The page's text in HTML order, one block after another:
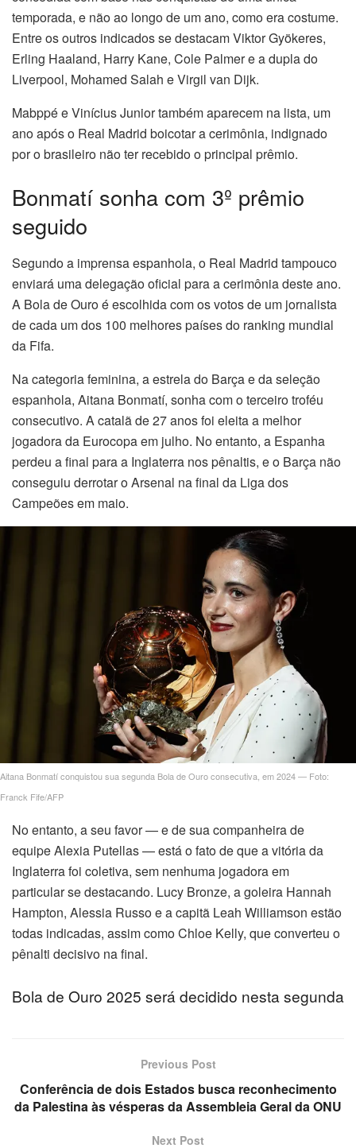
temporada, e não ao longo de um ano, como era costume.
Entre os outros indicados se destacam Viktor Gyökeres,
Erling Haaland, Harry Kane, Cole Palmer e a dupla do
Liverpool, Mohamed Salah e Virgil van Dijk.
Mabppé e Vinícius Junior também aparecem na lista, um
ano após o Real Madrid boicotar a cerimônia, indignado
por o brasileiro não ter recebido o principal prêmio.
Bonmatí sonha com 3º prêmio
seguido
Segundo a imprensa espanhola, o Real Madrid tampouco
enviará uma delegação oficial para a cerimônia deste ano.
A Bola de Ouro é escolhida com os votos de um jornalista
de cada um dos 100 melhores países do ranking mundial
da Fifa.
Na categoria feminina, a estrela do Barça e da seleção
espanhola, Aitana Bonmatí, sonha com o terceiro troféu
consecutivo. A catalã de 27 anos foi eleita a melhor
jogadora da Eurocopa em julho. No entanto, a Espanha
perdeu a final para a Inglaterra nos pênaltis, e o Barça não
conseguiu derrotar o Arsenal na final da Liga dos
Campeões em maio.
Aitana Bonmatí conquistou sua segunda Bola de Ouro consecutiva, em 2024 — Foto:
Franck Fife/AFP
No entanto, a seu favor — e de sua companheira de
equipe Alexia Putellas — está o fato de que a vitória da
Inglaterra foi coletiva, sem nenhuma jogadora em
particular se destacando. Lucy Bronze, a goleira Hannah
Hampton, Alessia Russo e a capitã Leah Williamson estão
todas indicadas, assim como Chloe Kelly, que converteu o
pênalti decisivo na final.
Bola de Ouro 2025 será decidido nesta segunda
Previous Post
Conferência de dois Estados busca reconhecimento
da Palestina às vésperas da Assembleia Geral da ONU
Next Post